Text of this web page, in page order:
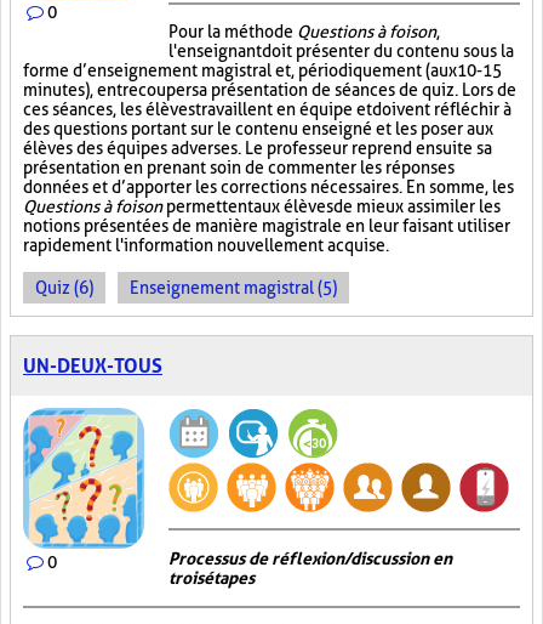
0
Pour la méthode Questions à foison,
l'enseignant doit présenter du contenu sous la
forme d’enseignement magistral et, périodiquement (aux 10-15
minutes), entrecouper sa présentation de séances de quiz. Lors de
ces séances, les élèves travaillent en équipe et doivent réfléchir à
des questions portant sur le contenu enseigné et les poser aux
élèves des équipes adverses. Le professeur reprend ensuite sa
présentation en prenant soin de commenter les réponses
données et d’apporter les corrections nécessaires. En somme, les
Questions à foisonpermettent aux élèves de mieux assimiler les
notions présentées de manière magistrale en leur faisant utiliser
rapidement l'information nouvellement acquise.
Quiz (6) Enseignement magistral (5)
UN-DEUX-TOUS
0
Processus de réflexion/discussion en
trois étapes